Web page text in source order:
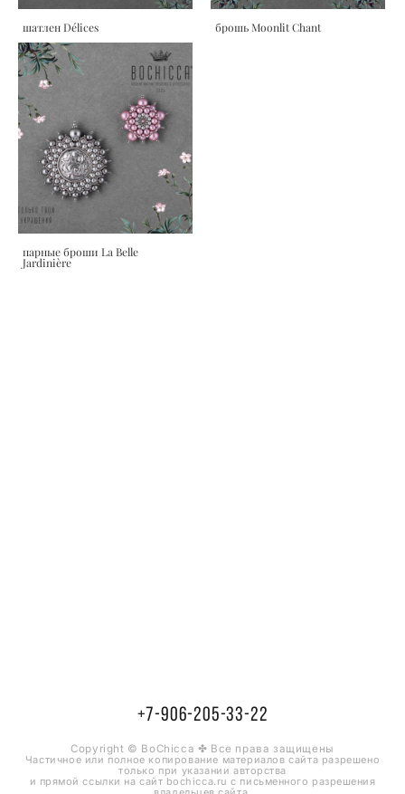
шатлен Délices брошь Moonlit Chant
парные броши La Belle
Jardinière
+7-906-205-33-22
Copyright © BoChicca ✤ Все права защищены
Частичное или полное копирование материалов сайта разрешено
только при указанииавторства
и прямой ссылки на сайт bochicca.ru с письменного разрешения